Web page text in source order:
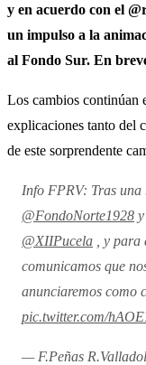
y en acuerdo con el
un impulso a la
al Fondo Sur. En
Los cambios continúan
explicaciones tanto del
de este sorprendente
Info FPRV: Tras una
@FondoNorte1928
@XIIPucela , y
comunicamos que
anunciaremos como
pic.twitter.com/
— F.Peñas